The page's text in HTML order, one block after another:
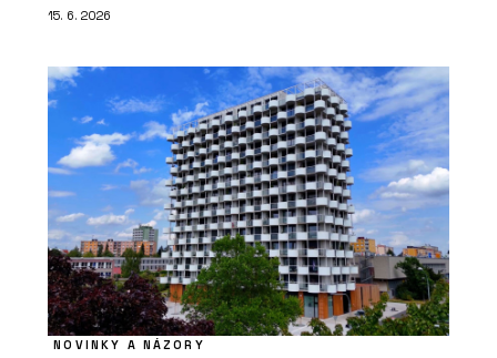
15. 6. 2026
NOVINKY A NÁZORY